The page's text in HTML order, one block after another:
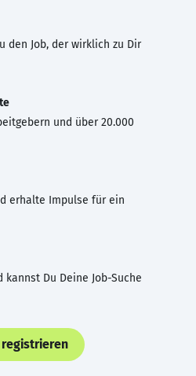
den Job, der wirklich zu Dir
und über 20.000
erhalte Impulse für ein
Du Deine Job-Suche
registrieren